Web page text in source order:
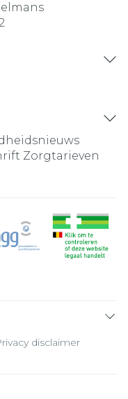
Zorgtarieven
disclaimer